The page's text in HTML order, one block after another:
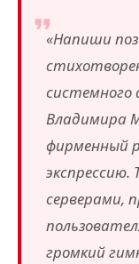
«Напиши
Владимира
фирменный
серверами,
громкий